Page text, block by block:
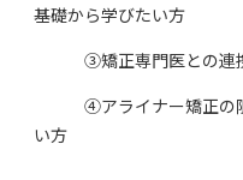
基礎から学びたい方
③矯正専門医との連携
④アライナー矯正の限
い方